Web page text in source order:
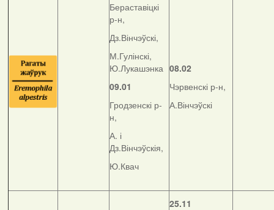
Бераставіцкі
р-н,
Дз.Вінчэўскі,
М.Гулінскі,
Ю.Лукашэнка
09.01
Гродзенскі р-
н,
А. і
Дз.Вінчэўскія,
Ю.Квач
08.02
Чэрвенскі р-н,
А.Вінчэўскі
25.11